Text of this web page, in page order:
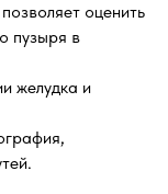
оценить
пузыря в
желудка и